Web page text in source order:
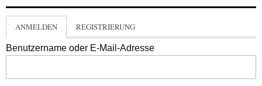
ANMELDEN REGISTRIERUNG
Benutzername oder E-Mail-Adresse